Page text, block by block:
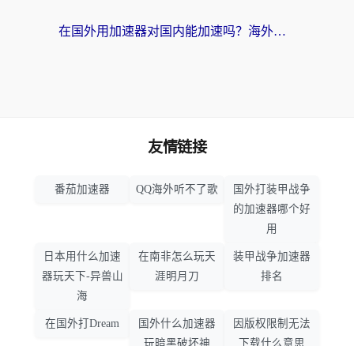
在国外用加速器对国内能加速吗？海外党亲测有效的无缝访问指南
友情链接
番茄加速器 QQ海外听不了歌
国外打装甲战争
的加速器哪个好
用
日本用什么加速
器玩天下-异兽山
海
在南非怎么玩天
涯明月刀
装甲战争加速器
排名
在国外打Dream
国外什么加速器
玩暗黑破坏神
因版权限制无法
下载什么意思